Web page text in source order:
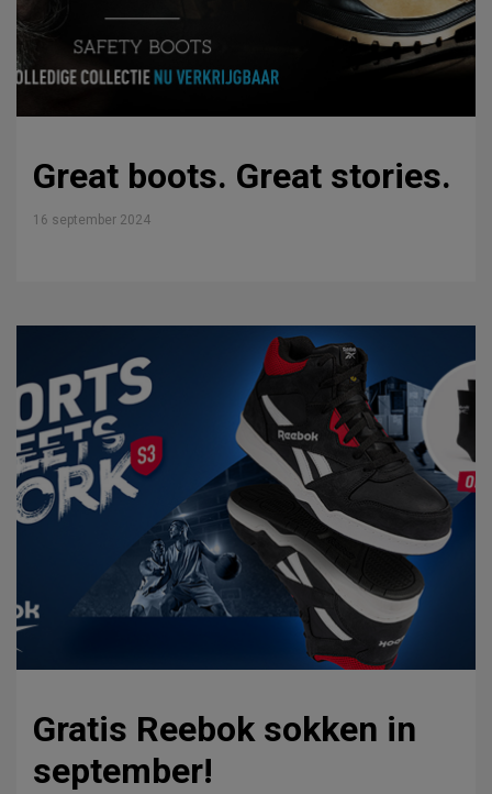
Great boots. Great stories.
16 september 2024
Gratis Reebok sokken in
september!